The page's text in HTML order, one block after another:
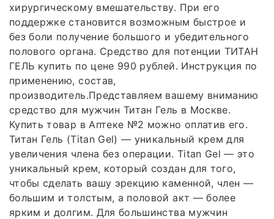
хирургическому вмешательству. При его
поддержке становится возможным быстрое и
без боли получение большого и убедительного
полового органа. Средство для потенции ТИТАН
ГЕЛЬ купить по цене 990 рублей. Инструкция по
применению, состав,
производитель.Представляем вашему вниманию
средство для мужчин Титан Гель в Москве.
Купить товар в Аптеке №2 можно оплатив его.
Титан Гель (Titan Gel) — уникальный крем для
увеличения члена без операции. Titan Gel — это
уникальный крем, который создан для того,
чтобы сделать вашу эрекцию каменной, член —
большим и толстым, а половой акт — более
ярким и долгим. Для большинства мужчин